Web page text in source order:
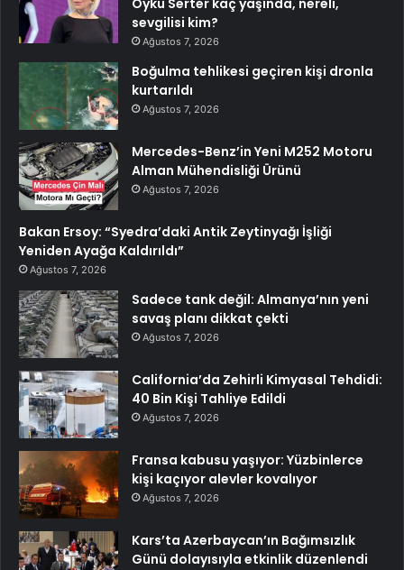
Öykü Serter kaç yaşında, nereli,
sevgilisi kim?
Ağustos 7, 2026
Boğulma tehlikesi geçiren kişi dronla
kurtarıldı
Ağustos 7, 2026
Mercedes-Benz’in Yeni M252 Motoru
Alman Mühendisliği Ürünü
Ağustos 7, 2026
Bakan Ersoy: “Syedra’daki Antik Zeytinyağı İşliği
Yeniden Ayağa Kaldırıldı”
Ağustos 7, 2026
Sadece tank değil: Almanya’nın yeni
savaş planı dikkat çekti
Ağustos 7, 2026
California’da Zehirli Kimyasal Tehdidi:
40 Bin Kişi Tahliye Edildi
Ağustos 7, 2026
Fransa kabusu yaşıyor: Yüzbinlerce
kişi kaçıyor alevler kovalıyor
Ağustos 7, 2026
Kars’ta Azerbaycan’ın Bağımsızlık
Günü dolayısıyla etkinlik düzenlendi